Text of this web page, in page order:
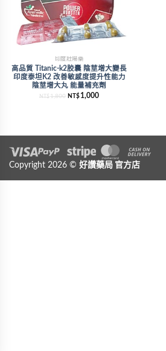
印度壯陽藥
高品質 Titanic-k2胶囊 陰莖增大變長
印度泰坦K2 改善敏感度提升性能力
陰莖增大丸 能量補充劑
NT$1,800 NT$ 1,000
Visa PayPalStripe MasterCardCash On
Copyright 2026 © 好讚藥局 官方店